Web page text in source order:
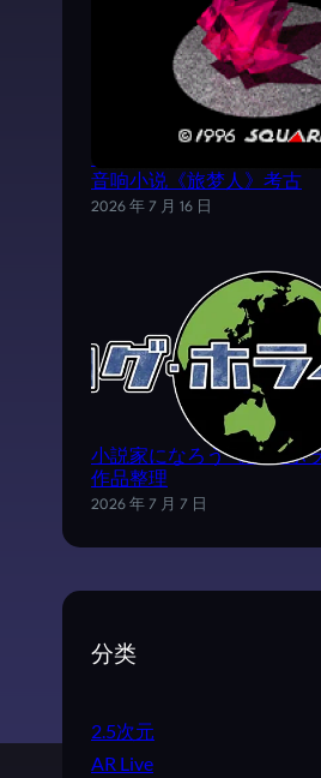
音响小说《旅梦人》考古
2026 年 7 月 16 日
小説家になろう《ログ·ホ
作品整理
2026 年 7 月 7 日
分类
2.5次元
AR Live